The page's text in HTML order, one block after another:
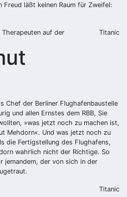
Freud läßt keinen Raum für Zweifel:
auf der Titanic
Chef der Berliner Flughafenbaustelle
und allen Ernstes dem RBB, Sie
»was jetzt noch zu machen ist,
Mehdorn«. Und was jetzt noch zu
die Fertigstellung des Flughafens,
wahrlich nicht der Richtige. So
jemandem, der von sich in der
Titanic